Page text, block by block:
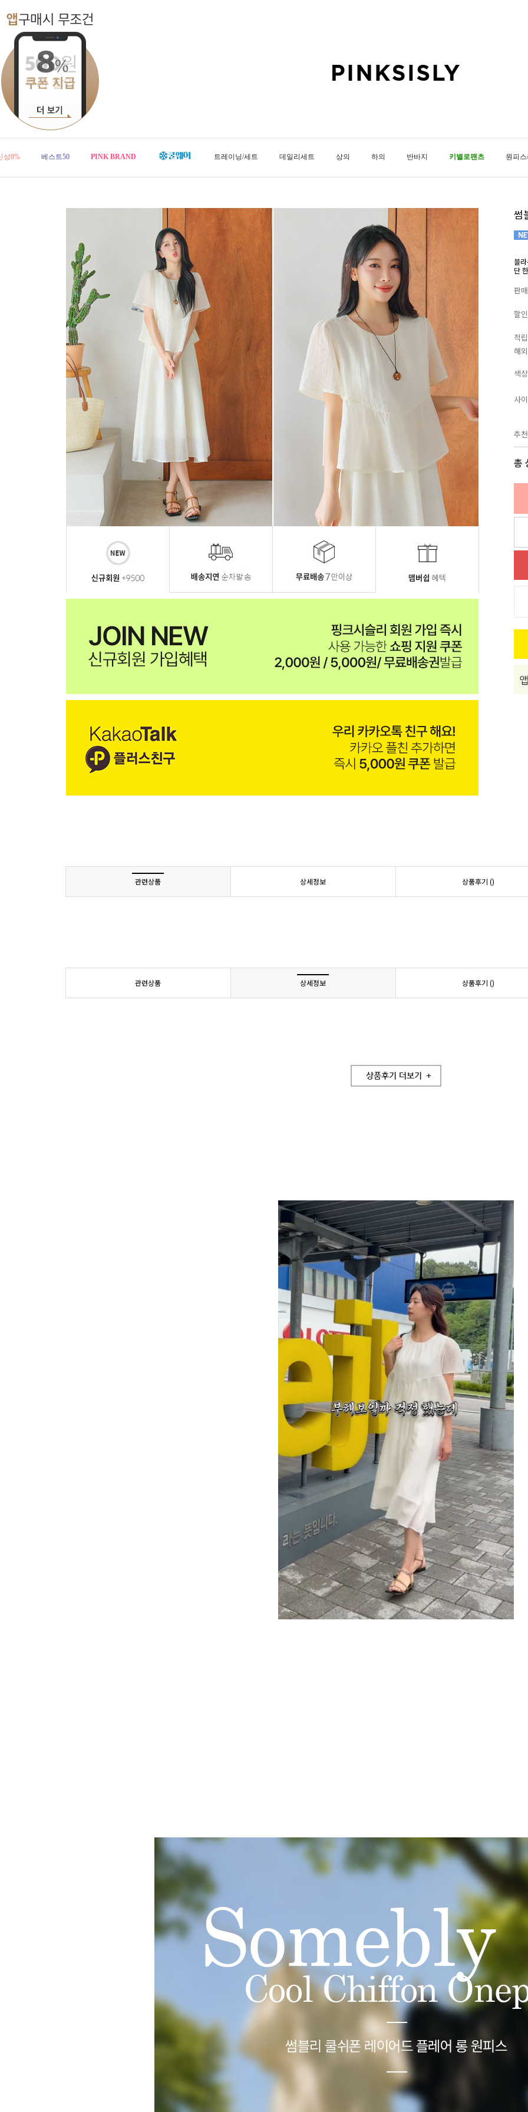
상8% 베스트50 PINK BRAND 트레이닝/세트 데일리세트 상의 하의 반바지 키별로팬츠 원피
썸
블
단
판
할
적
해
색상
사
추
총
관련상품 상세정보 상품후기 ()
관련상품 상세정보 상품후기 ()